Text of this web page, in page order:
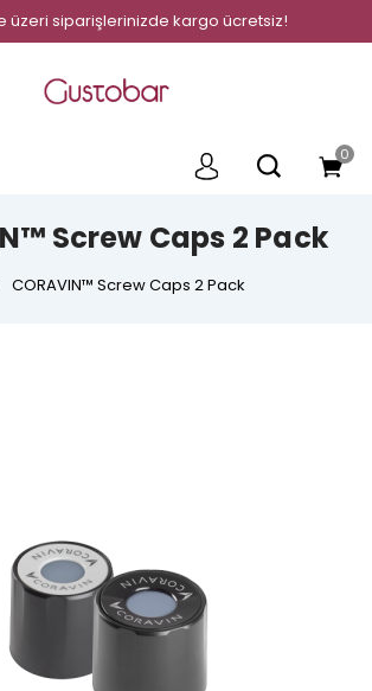
üzeri siparişlerinizde kargo ücretsiz!
0
Screw Caps 2 Pack
CORAVIN™ Screw Caps 2 Pack